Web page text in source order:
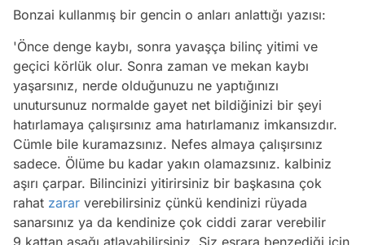
Bonzai kullanmış bir gencin o anları anlattığı yazısı:
'Önce denge kaybı, sonra yavaşça bilinç yitimi ve
geçici körlük olur. Sonra zaman ve mekan kaybı
yaşarsınız, nerde olduğunuzu ne yaptığınızı
unutursunuz normalde gayet net bildiğinizi bir şeyi
hatırlamaya çalışırsınız ama hatırlamanız imkansızdır.
Cümle bile kuramazsınız. Nefes almaya çalışırsınız
sadece. Ölüme bu kadar yakın olamazsınız. kalbiniz
aşırı çarpar. Bilincinizi yitirirsiniz bir başkasına çok
rahat zarar verebilirsiniz çünkü kendinizi rüyada
sanarsınız ya da kendinize çok ciddi zarar verebilir